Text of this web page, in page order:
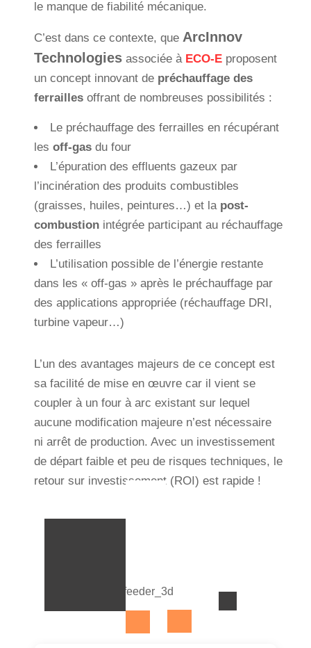
le manque de fiabilité mécanique.
C’est dans ce contexte, que ArcInnov
Technologies associée à ECO-E proposent
un concept innovant de préchauffage des
ferrailles offrant de nombreuses possibilités :
Le préchauffage des ferrailles en récupérant
les off-gas du four
L’épuration des effluents gazeux par
l’incinération des produits combustibles
(graisses, huiles, peintures…) et la post-
combustion intégrée participant au réchauffage
des ferrailles
L’utilisation possible de l’énergie restante
dans les « off-gas » après le préchauffage par
des applications appropriée (réchauffage DRI,
turbine vapeur…)
L’un des avantages majeurs de ce concept est
sa facilité de mise en œuvre car il vient se
coupler à un four à arc existant sur lequel
aucune modification majeure n’est nécessaire
ni arrêt de production. Avec un investissement
de départ faible et peu de risques techniques, le
retour sur investissement (ROI) est rapide !